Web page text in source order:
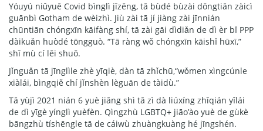
Yóuyú niǔyuē Covid bìnglì jīzēng, tā bùdé bùzài dōngtiān zàicì
guānbì Gotham de wèizhì. Jiù zài tā jí jiàng zài jīnnián
chūntiān chóngxīn kāifàng shí, tā zài gāi dìdiǎn de dì èr bǐ PPP
dàikuǎn huòdé tōngguò. “Tā ràng wǒ chóngxīn kāishǐ hūxī,”
shī mù cí lēi shuō.
Jǐnguǎn tā jīnglìle zhè yīqiè, dàn tā zhǐchū,“wǒmen xìngcúnle
xiàlái, bìngqiě chí jǐnshèn lèguān de tàidù.”
Tā yùjì 2021 nián 6 yuè jiāng shì tā zì dà liúxíng zhīqián yǐlái
de dì yīgè yínglì yuèfèn. Qìngzhù LGBTQ+ jiāo’ào yuè de gùkè
bāngzhù tíshēngle tā de cáiwù zhuàngkuàng hé jīngshén.